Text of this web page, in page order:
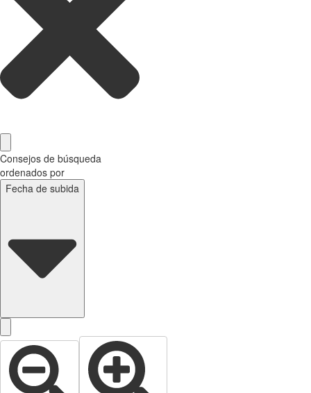
Consejos de búsqueda
ordenados por
Fecha de subida